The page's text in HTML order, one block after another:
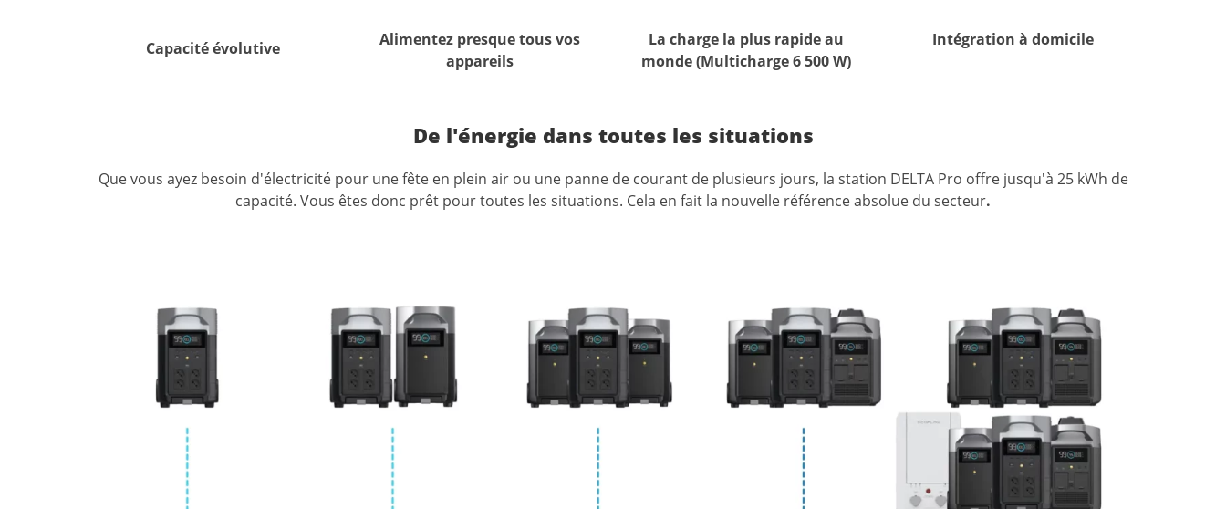
Capacité évolutive
Alimentez presque tous vos
appareils
La charge la plus rapide au
monde (Multicharge 6 500 W)
Intégration à domicile
De l'énergie dans toutes les situations
Que vous ayez besoin d'électricité pour une fête en plein air ou une panne de courant de plusieurs jours, la station DELTA Pro offre jusqu'à 25 kWh de
capacité. Vous êtes donc prêt pourtoutes les situations. Cela en fait la nouvelle référenceabsolue du secteur.